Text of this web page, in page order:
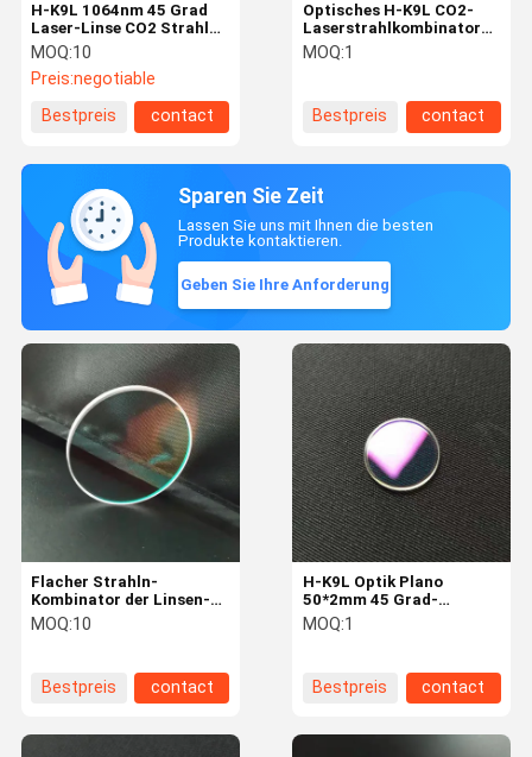
H-K9L 1064nm 45 Grad
Laser-Linse CO2 Strahln-
Kombinator-
MOQ:10
Preis:negotiable
Bestpreis
contact
Optisches H-K9L CO2-
Laserstrahlkombinator
532nmHR 1064nmHT
MOQ:1
Bestpreis contact
Sparen Sie Zeit
Lassen Sie uns mit Ihnen die besten
Produkte kontaktieren.
Geben Sie Ihre Anforderung
H-K9L Optik Plano
50*2mm 45 Grad-
Laserstrahlkombinator
MOQ:1
Bestpreis contact
Flacher Strahln-
Kombinator der Linsen-
25mm 45AOI 650nmHR
25*3mm
MOQ:10
Bestpreis contact